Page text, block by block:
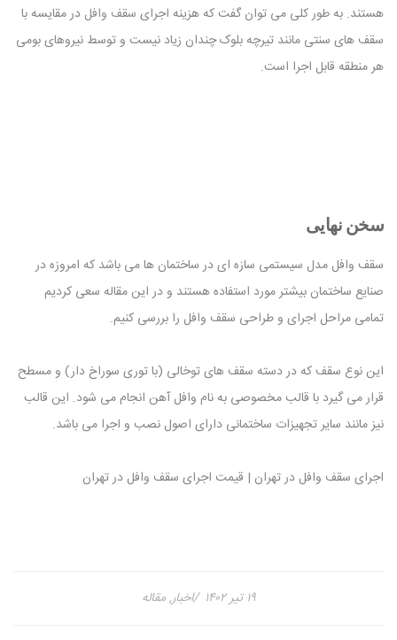
هستند. به طور کلی می توان گفت که هزینه اجرای سقف وافل در مقایسه با
سقف های سنتی مانند تیرچه بلوک چندان زیاد نیست و توسط نیروهای بومی
هر منطقه قابل اجرا است.
سخن نهایی
سقف وافل مدل سیستمی سازه ای در ساختمان ها می باشد که امروزه در
صنایع ساختمان بیشتر مورد استفاده هستند و در این مقاله سعی کردیم
تمامی مراحل اجرای و طراحی سقف وافل را بررسی کنیم.
این نوع سقف که در دسته سقف های توخالی (با توری سوراخ دار) و مسطح
قرار می گیرد با قالب مخصوصی به نام وافل آهن انجام می شود. این قالب
نیز مانند سایر تجهیزات ساختمانی دارای اصول نصب و اجرا می باشد.
اجرای سقف وافل در تهران | قیمت اجرای سقف وافل در تهران
۱۹ تیر ۱۴۰۲ اخبار,مقاله